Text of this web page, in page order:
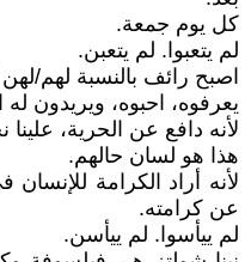
كل يوم جمعة.
لم يتعبوا. لم يتعبن.
اصبح رائف بالنسبة لهم/
يعرفوه، احبوه، ويريدون له
لأنه دافع عن الحرية،
هذا هو لسان حالهم.
لأنه أراد الكرامة
عن كرامته.
لم ييأسوا. لم ييأسن.